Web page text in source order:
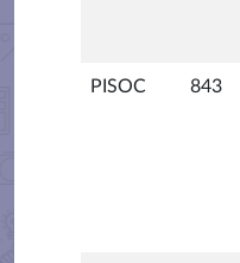
PISOC 843